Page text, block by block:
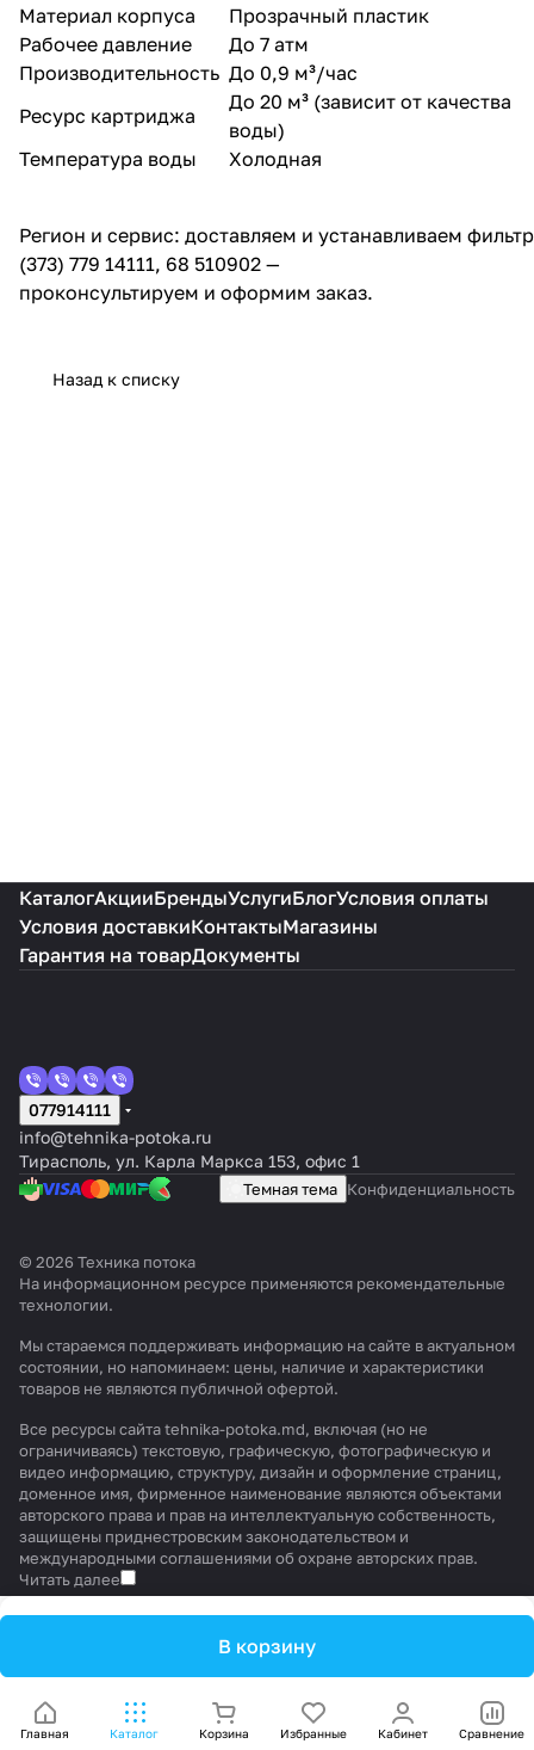
Материал корпуса
Прозрачный пластик
Рабочее давление
До 7 атм
Производительность До 0,9 м³/час
Ресурс картриджа
До 20 м³ (зависит от качества
воды)
Температура воды
Холодная
Регион и сервис: доставляем и устанавливаем
(373) 779 14111, 68 510902 —
проконсультируем и оформим заказ.
Назад к списку
В корзину
Главная Каталог Корзина Избранные Кабинет Сравнение
КаталогАкцииБрендыУслугиБлогУсловия оплаты
Условия доставкиКонтактыМагазины
Гарантия на товарДокументы
077914111
info@tehnika-potoka.ru
Тирасполь, ул. Карла Маркса 153, офис 1
Темная тема Конфиденциальность
© 2026 Техника потока
На информационном ресурсе применяются рекомендательные
технологии.
Мы стараемся поддерживать информацию на сайте в актуальном
состоянии, но напоминаем: цены, наличие и характеристики
товаров не являются публичной офертой.
Все ресурсы сайта tehnika-potoka.md, включая (но не
ограничиваясь) текстовую, графическую, фотографическую и
видео информацию, структуру, дизайн и оформление страниц,
доменное имя, фирменное наименование являются объектами
авторского права и прав на интеллектуальную собственность,
защищены приднестровским законодательством и
международными соглашениями об охране авторских прав.
Читать далее